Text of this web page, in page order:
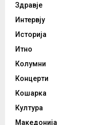
Здравје
Интервју
Историја
Итно
Колумни
Концерти
Кошарка
Култура
Македонија